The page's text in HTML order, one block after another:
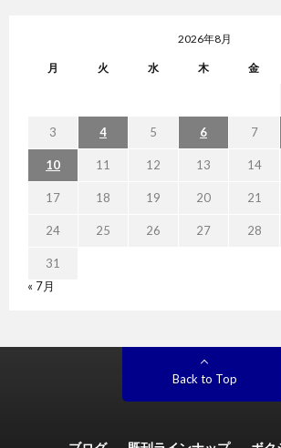
2026年8月
月 火 水 木 金
3 4 5 6 7
10 11 12 13 14
17 18 19 20 21
24 25 26 27 28
31
« 7月
Back to Top